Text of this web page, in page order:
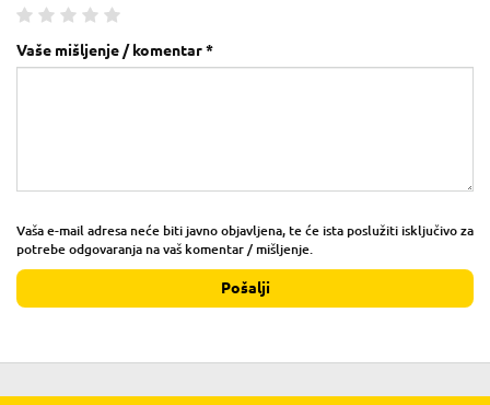
Vaše mišljenje / komentar *
Vaša e-mail adresa neće biti javno objavljena, te će ista poslužiti isključivo za
potrebe odgovaranja na vaš komentar / mišljenje.
Pošalji